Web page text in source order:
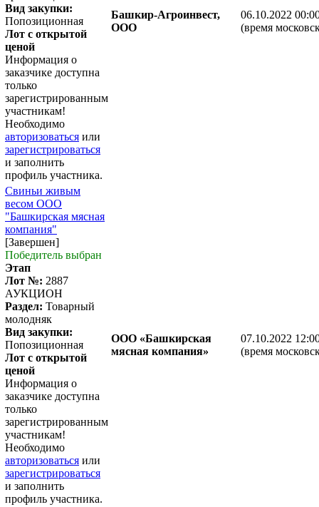
Вид закупки:
Попозиционная
Лот с открытой
ценой
Информация о
заказчике доступна
только
зарегистрированным
участникам!
Необходимо
авторизоваться или
зарегистрироваться
и заполнить
профиль участника.
Башкир-Агроинвест,
ООО
06.10.2022
(время
Свиньи живым
весом ООО
"Башкирская мясная
компания"
[Завершен]
Победитель выбран
Этап
Лот №: 2887
АУКЦИОН
Раздел: Товарный
молодняк
Вид закупки:
Попозиционная
Лот с открытой
ценой
Информация о
заказчике доступна
только
зарегистрированным
участникам!
Необходимо
авторизоваться или
зарегистрироваться
и заполнить
профиль участника.
ООО «Башкирская
мясная компания»
07.10.2022
(время